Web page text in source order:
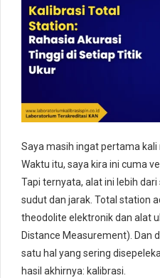
Saya masih ingat pertama
Waktu itu, saya kira ini cuma
Tapi ternyata, alat ini lebih
sudut dan jarak. Total station
theodolite elektronik dan alat
Distance Measurement). Dan
satu hal yang sering
hasil akhirnya: kalibrasi.